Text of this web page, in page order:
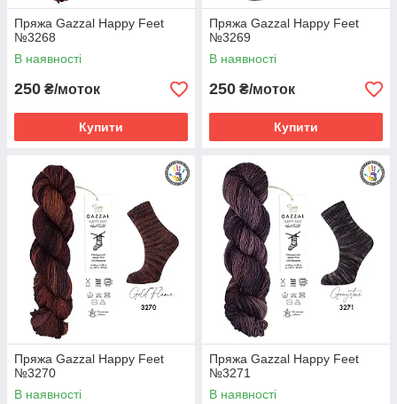
Пряжа Gazzal Happy Feet
№3268
В наявності
250 ₴/моток
Купити
Пряжа Gazzal Happy Feet
№3269
В наявності
250 ₴/моток
Купити
Пряжа Gazzal Happy Feet
№3270
В наявності
Пряжа Gazzal Happy Feet
№3271
В наявності